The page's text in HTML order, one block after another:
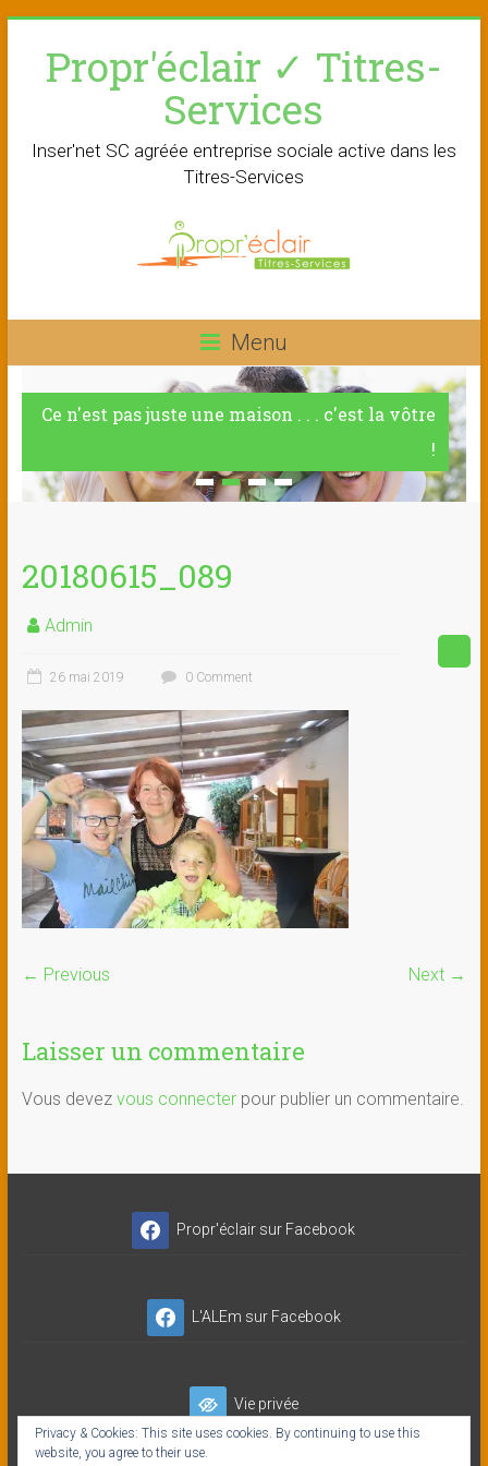
contentPropr'éclair ✓ Titres-
Services
Inser'net SC agréée entreprise sociale active dans les
Titres-Services
Menu
Ce n'est pas juste une maison . . . c'est la vôtre
!
20180615_089
Admin
26 mai 2019 0 Comment
← Previous Next →
Laisser un commentaire
Vous devez vous connecterpour publier un commentaire.
Propr'éclair sur Facebook
L'ALEm sur Facebook
Vie privée
Privacy & Cookies: This site uses cookies. By continuing to use this
website, you agree to their use.